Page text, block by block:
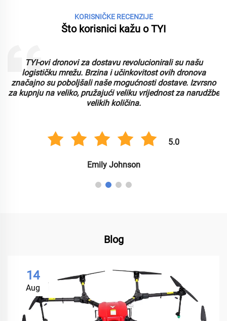
KORISNIČKE RECENZIJE
Što korisnici kažu o TYI
TYI-ovi dronovi za dostavu revolucionirali su našu
logističku mrežu. Brzina i učinkovitost ovih dronova
značajno su poboljšali naše mogućnosti dostave. Izvrsno
za kupnju na veliko, pružajući veliku vrijednost za narudžbe
velikih količina.
5.0
Emily Johnson
Blog
14
Aug